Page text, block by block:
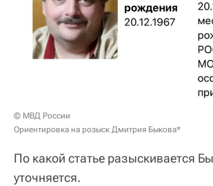
© МВД России
Ориентировка на розыск Дмитрия Быкова*
По какой статье разыскивается
уточняется.